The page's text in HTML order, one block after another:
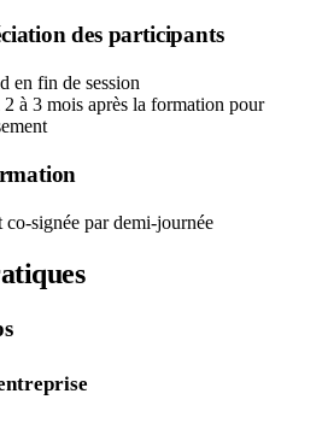
des participants
en fin de session
à 3 mois après la formation pour
signée par demi-journée